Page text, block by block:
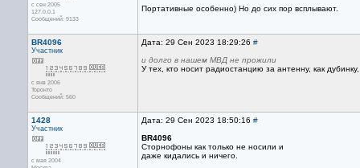
с сен 2005
127.0.0.1
Сообщений: 9133
Портативные особенно) Но до сих пор всплывают.
BR4096
Участник
с янв 2006
Торонто
Сообщений: 560
Дата: 29 Сен 2023 18:29:26 #
и долго в нашем МВД не прожили
У тех, кто носит радиостанцию за антенну, как
1428
Участник
с мая 2004
Дата: 29 Сен 2023 18:50:16 #
BR4096
Сторнофоны как только не носили и
даже кидались и ничего.